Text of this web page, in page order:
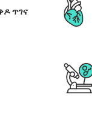
ጥገና